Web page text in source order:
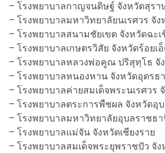
– โรงพยาบาลกาญจนดิษฐ์ จังหวัดสุร
– โรงพยาบาลมหาวิทยาลัยนเรศวร จั
– โรงพยาบาลสนามชัยเขต จังหวัดฉะเ
– โรงพยาบาลเกษตรวิสัย จังหวัดร้อยเ
– โรงพยาบาลหลวงพ่อคูณ ปริสุทฺโธ จั
– โรงพยาบาลหนองหาน จังหวัดอุดรธ
– โรงพยาบาลค่ายสมเด็จพระนเรศวร
– โรงพยาบาลตระการพืชผล จังหวัดอุ
– โรงพยาบาลมหาวิทยาลัยอุบลราชธ
– โรงพยาบาลแม่จัน จังหวัดเชียงราย
– โรงพยาบาลสมเด็จพระยุพราชปัว จั